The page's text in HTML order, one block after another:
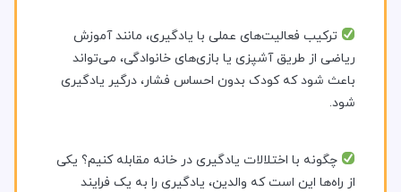
ترکیب فعالیت‌های عملی با یادگیری، مانند آموزش
ریاضی از طریق آشپزی یا بازی‌های خانوادگی، می‌تواند
باعث شود که کودک بدون احساس فشار، درگیر یادگیری
شود.
چگونه با اختلالات یادگیری در خانه مقابله کنیم؟ یکی
از راه‌ها این است که والدین، یادگیری را به یک فرایند